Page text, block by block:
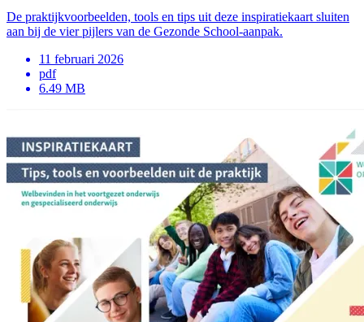
De praktijkvoorbeelden, tools en tips uit deze inspiratiekaart sluiten
aan bij de vier pijlers van de Gezonde School-aanpak.
11 februari 2026
pdf
6.49 MB